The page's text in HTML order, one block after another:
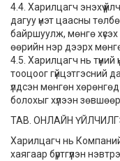
4.4. Харилцагч энэхүү
дагуу үнэт цаасны
байршуулж, мөнгө
өөрийн нэр дээрх
4.5. Харилцагч нь
тооцоог гүйцэтгэсний
үлдсэн мөнгөн хөрөнгөд
болохыг хүлээн
ТАВ. ОНЛАЙН
Харилцагч нь
хаягаар бүртгүүлэн